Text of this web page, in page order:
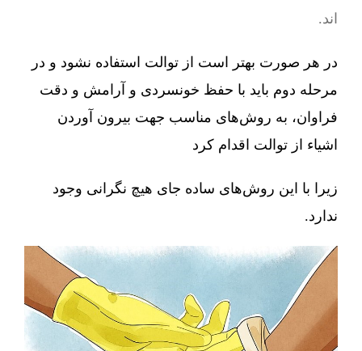
اند.
در هر صورت بهتر است از توالت استفاده نشود و در
مرحله دوم باید با حفظ خونسردی و آرامش و دقت
فراوان، به روش‌های مناسب جهت بیرون آوردن
اشیاء از توالت اقدام کرد
زیرا با این روش‌های ساده جای هیچ نگرانی وجود
ندارد.